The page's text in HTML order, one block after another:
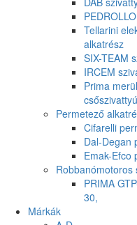
Tellarini
alkatrész
SIX-TEAM
IRCEM
Prima
Permetező
Cifarelli
Dal-Degan
Emak-Efco
Robbanómotoros
PRIMA
30,
Márkák